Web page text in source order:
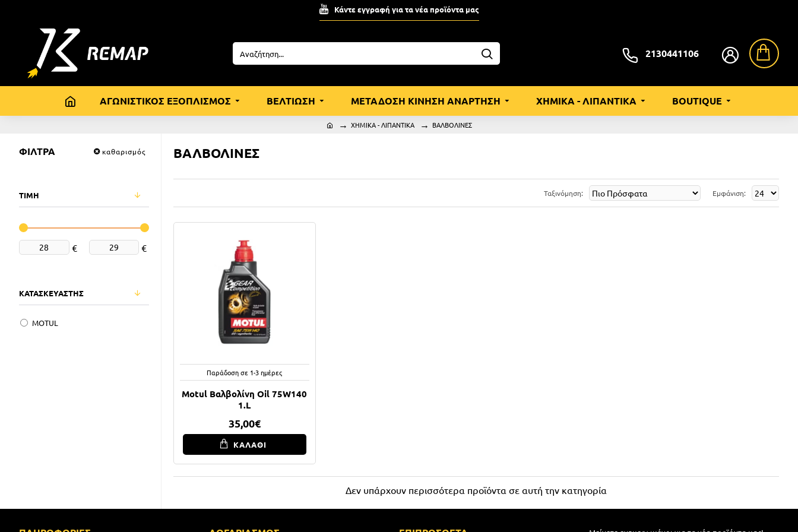
Κάντε εγγραφή για τα νέα προϊόντα μας
2130441106
ΑΓΩΝΙΣΤΙΚΟΣ ΕΞΟΠΛΙΣΜΟΣ ΒΕΛΤΙΩΣΗ ΜΕΤΑΔΟΣΗ ΚΙΝΗΣΗ ΑΝΑΡΤΗΣΗ ΧΗΜΙΚΑ - ΛΙΠΑΝΤΙΚΑ BOUTIQUE
ΧΗΜΙΚΑ - ΛΙΠΑΝΤΙΚΑ ΒΑΛΒΟΛΙΝΕΣ
ΦΙΛΤΡΑ καθαρισμός
ΤΙΜΗ
€ €
ΚΑΤΑΣΚΕΥΑΣΤΗΣ
MOTUL
ΒΑΛΒΟΛΙΝΕΣ
Ταξινόμηση: Εμφάνιση:
Παράδοση σε 1-3 ημέρες
Motul Βαλβολίνη Oil 75W140
1.L
35,00€
ΚΑΛΑΘΙ
Δεν υπάρχουν περισσότερα προϊόντα σε αυτή την κατηγορία